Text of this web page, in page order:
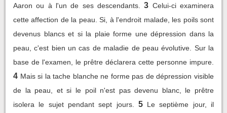
Aaron ou à l'un de ses descendants.
3 Celui-ci examinera
cette affection de la peau. Si, à l'endroit malade, les poils sont
devenus blancs et si la plaie forme une dépression dans la
peau, c'est bien un cas de maladie de peau évolutive. Sur la
base de l'examen, le prêtre déclarera cette personne impure.
4 Mais si la tache blanche ne forme pas de dépression visible
de la peau, et si le poil n'est pas devenu blanc, le prêtre
isolera le sujet pendant sept jours.
5 Le septième jour, il